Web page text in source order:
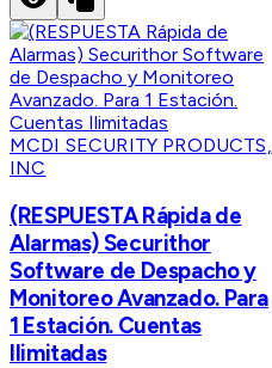
MCDI SECURITY PRODUCTS,
INC
(RESPUESTA Rápida de
Alarmas) Securithor
Software de Despacho y
Monitoreo Avanzado. Para
1 Estación. Cuentas
Ilimitadas